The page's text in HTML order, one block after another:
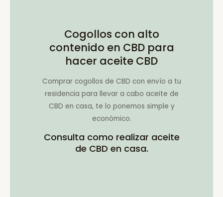
Cogollos con alto
contenido en CBD para
hacer aceite CBD
Comprar cogollos de CBD con envío a tu
residencia para llevar a cabo aceite de
CBD en casa, te lo ponemos simple y
económico.
Consulta como realizar aceite
de CBD en casa.